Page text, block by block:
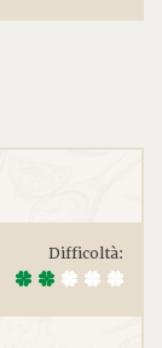
Difficoltà: